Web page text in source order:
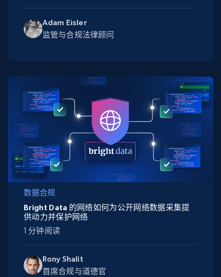
Adam Eisler
监管与合规法律顾问
数据合规
Rony Shalit
首席合规与道德官
Bright Data 的网络如何为公开网络数据采集提
供动力并保护网络
1 分钟阅读